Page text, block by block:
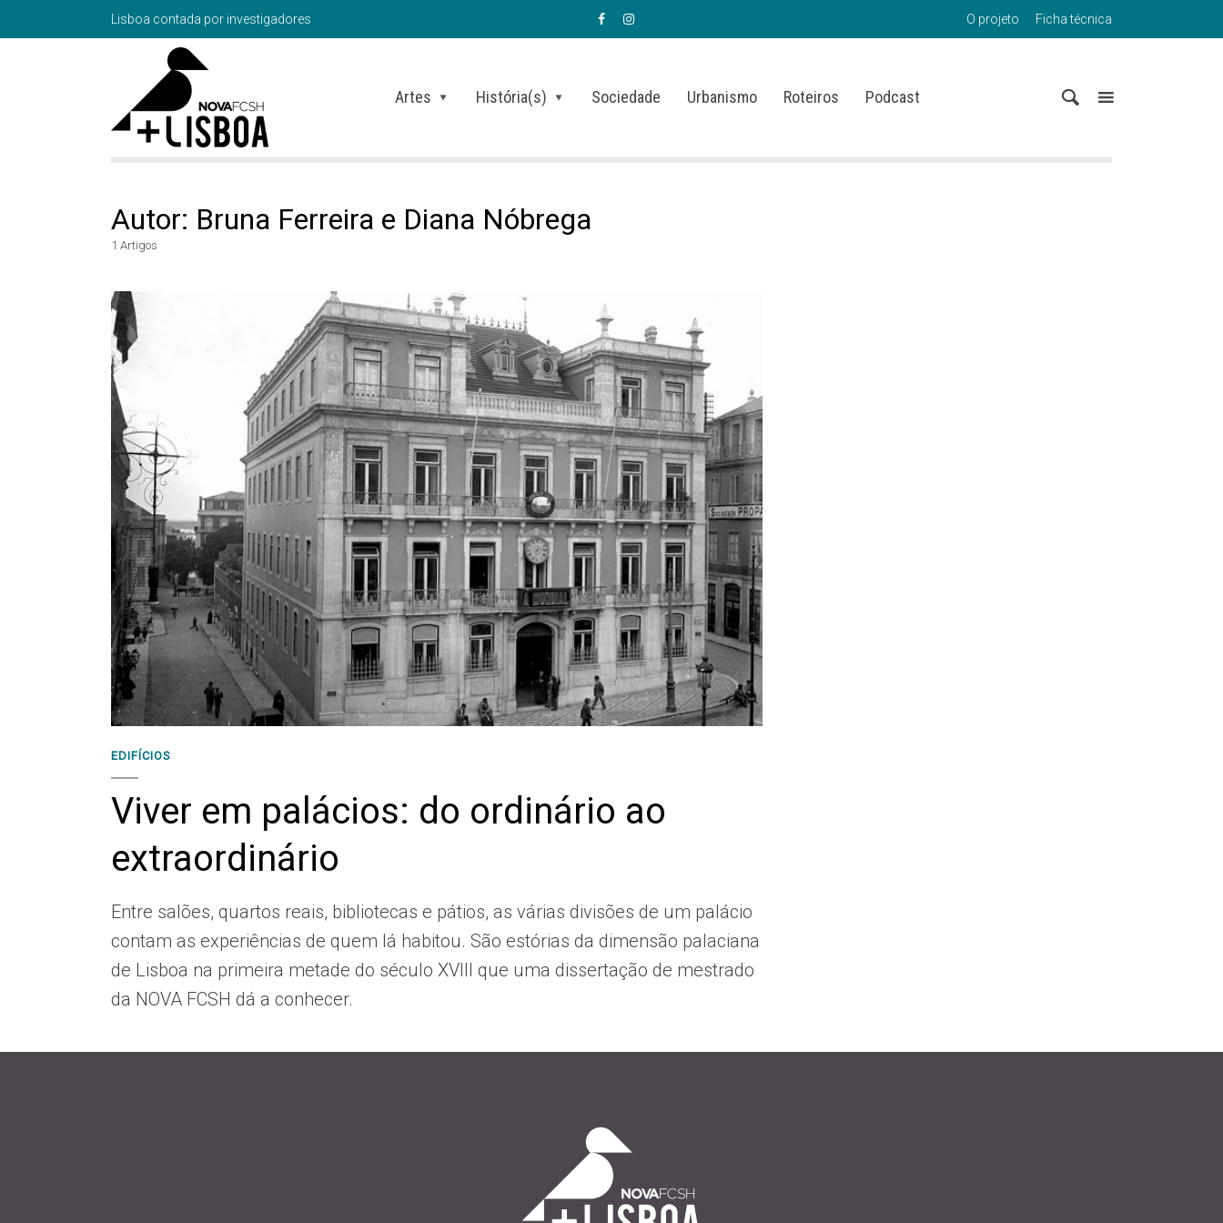
Lisboa contada por investigadores O projeto Ficha técnica
Artes História(s) Sociedade Urbanismo Roteiros Podcast
Autor: Bruna Ferreira e Diana Nóbrega
1 Artigos
EDIFÍCIOS
Viver em palácios: do ordinário ao
extraordinário
Entre salões, quartos reais, bibliotecas e pátios, as várias divisões de um palácio
contam as experiências de quem lá habitou. São estórias da dimensão palaciana
de Lisboa na primeira metade do século XVIII que uma dissertação de mestrado
da NOVA FCSH dá a conhecer.